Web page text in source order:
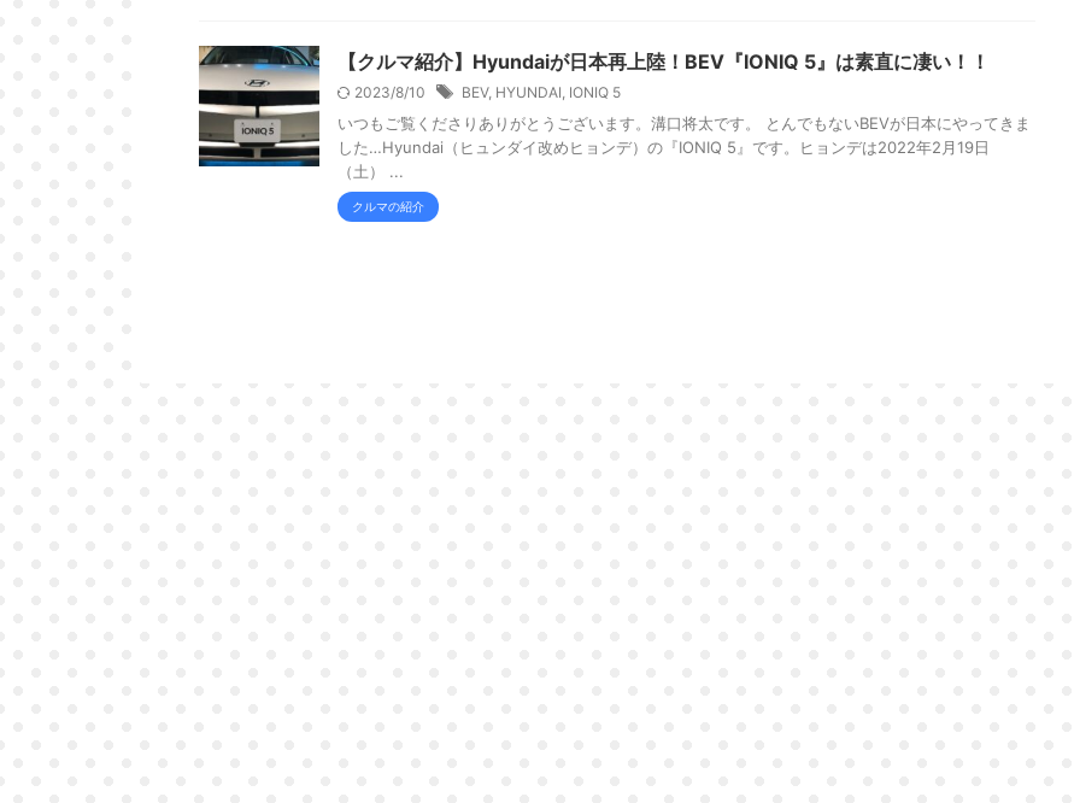
【クルマ紹介】Hyundaiが日本再上陸！BEV『IONIQ 5』は素直に凄い！！
2023/8/10 BEV, HYUNDAI, IONIQ 5
いつもご覧くださりありがとうございます。溝口将太です。 とんでもないBEVが日本にやってきま
した…Hyundai（ヒュンダイ改めヒョンデ）の『IONIQ 5』です。ヒョンデは2022年2月19日
（土） ...
クルマの紹介